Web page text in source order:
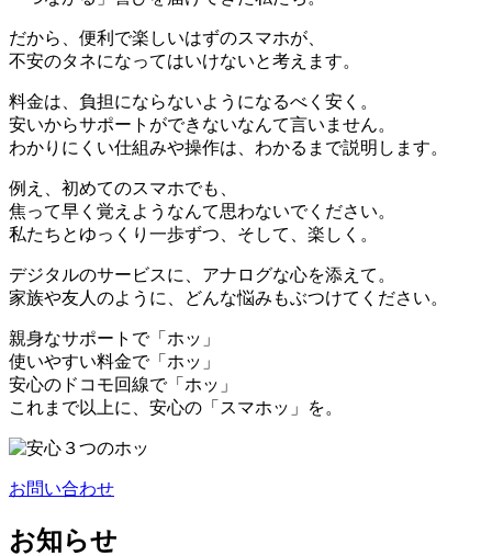
だから、便利で楽しいはずのスマホが、
不安のタネになってはいけないと考えます。
料金は、負担にならないようになるべく安く。
安いからサポートができないなんて言いません。
わかりにくい仕組みや操作は、わかるまで説明します。
例え、初めてのスマホでも、
焦って早く覚えようなんて思わないでください。
私たちとゆっくり一歩ずつ、そして、楽しく。
デジタルのサービスに、アナログな心を添えて。
家族や友人のように、どんな悩みもぶつけてください。
親身なサポートで「ホッ」
使いやすい料金で「ホッ」
安心のドコモ回線で「ホッ」
これまで以上に、安心の 「スマホッ」 を。
お問い合わせ
お知らせ